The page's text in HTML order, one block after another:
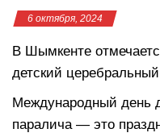
6 октября, 2024
В Шымкенте
детский
Международный день
паралича — это